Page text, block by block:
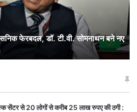
फेरबदल, डॉ. टी.वी. सोमनाथन बने नए
सेंटर से 20 लोगों से करीब 25 लाख रुपए की ठगी :